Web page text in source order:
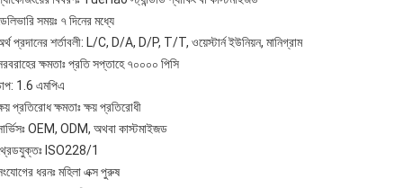
সময়ঃ ৭ দিনের মধ্যে
প্রদানের শর্তাবলী: L/C, D/A, D/P, T/T, ওয়েস্টার্ন ইউনিয়ন, মানিগ্রাম
ক্ষমতাঃপ্রতি সপ্তাহে ৭০০০০ পিসি
1.6 এমপিএ
প্রতিরোধ ক্ষমতাঃক্ষয় প্রতিরোধী
OEM, ODM, অথবা কাস্টমাইজড
ISO228/1
ধরনঃমহিলা এক্স পুরুষ